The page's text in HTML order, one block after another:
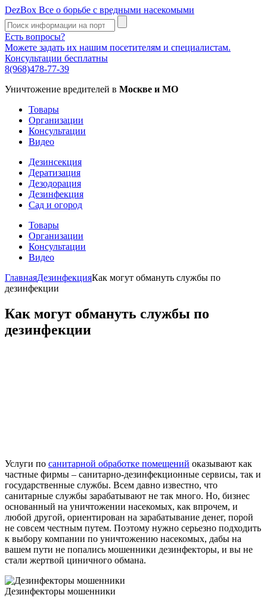
DezBox Все о борьбе с вредными насекомыми
Есть вопросы?
Можете задать их нашим посетителям и специалистам.
Консультации бесплатны
8(968)478-77-39
Уничтожение вредителей в Москве и МО
Товары
Организации
Консультации
Видео
Дезинсекция
Дератизация
Дезодорация
Дезинфекция
Сад и огород
Товары
Организации
Консультации
Видео
ГлавнаяДезинфекцияКак могут обмануть службы по
дезинфекции
Как могут обмануть службы по
дезинфекции
Услуги по санитарной обработке помещений оказывают как
частные фирмы – санитарно-дезинфекционные сервисы, так и
государственные службы. Всем давно известно, что
санитарные службы зарабатывают не так много. Но, бизнес
основанный на уничтожении насекомых, как впрочем, и
любой другой, ориентирован на зарабатывание денег, порой
не совсем честным путем. Поэтому нужно серьезно подходить
к выбору компании по уничтожению насекомых, дабы на
вашем пути не попались мошенники дезинфекторы, и вы не
стали жертвой циничного обмана.
Дезинфекторы мошенники